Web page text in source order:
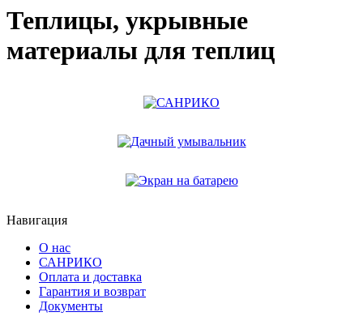
Теплицы, укрывные
материалы для теплиц
Навигация
О нас
САНРИКО
Оплата и доставка
Гарантия и возврат
Документы